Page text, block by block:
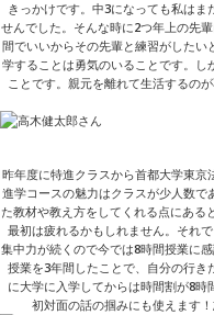
きっかけです。中3になっても私は
せんでした。そんな時に2つ年上の先
間でいいからその先輩と練習がしたい
学することは勇気のいることです。
ことです。親元を離れて生活するの
昨年度に特進クラスから首都大学東
進学コースの魅力はクラスが少人数で
た教材や教え方をしてくれる点にある
最初は疲れるかもしれません。それ
集中力が続くので今では8時間授業に
授業を3年間したことで、自分の行
に大学に入学してからは時間割が8
初対面の話の掴みにも使えます